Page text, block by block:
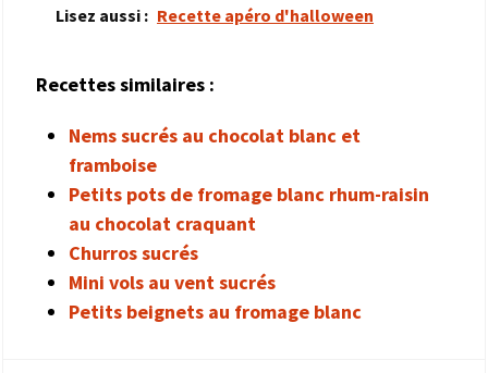
Lisez aussi : Recette apéro d'halloween
Recettes similaires :
Nems sucrés au chocolat blanc et
framboise
Petits pots de fromage blanc rhum-raisin
au chocolat craquant
Churros sucrés
Mini vols au vent sucrés
Petits beignets au fromage blanc